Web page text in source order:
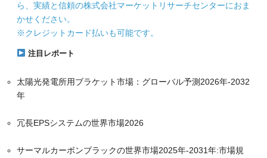
ら、実績と信頼の株式会社マーケットリサーチセンターにおま
かせください。
※クレジットカード払いも可能です。
注目レポート
太陽光発電所用ブラケット市場：グローバル予測2026年-2032
年
冗長EPSシステムの世界市場2026
サーマルカーボンブラックの世界市場2025年-2031年:市場規